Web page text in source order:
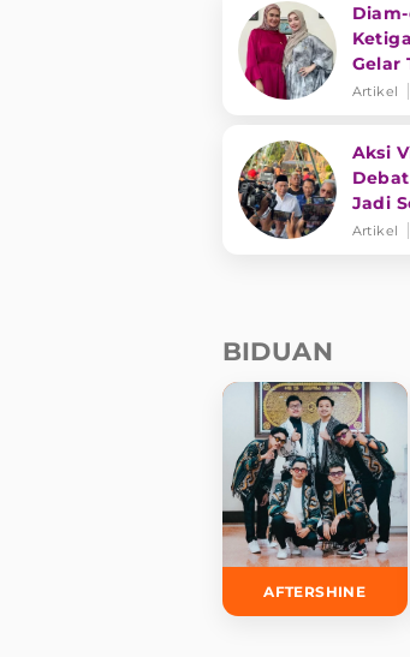
Gelar
Artikel
Aksi
Jadi
Saat
Artikel
BIDUAN
AFTERSHINE